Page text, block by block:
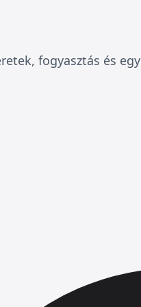
fogyasztás és